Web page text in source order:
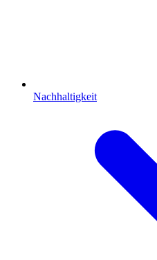
Nachhaltigkeit